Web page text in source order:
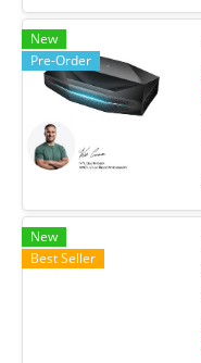
New
Pre-Order
New
Best Seller